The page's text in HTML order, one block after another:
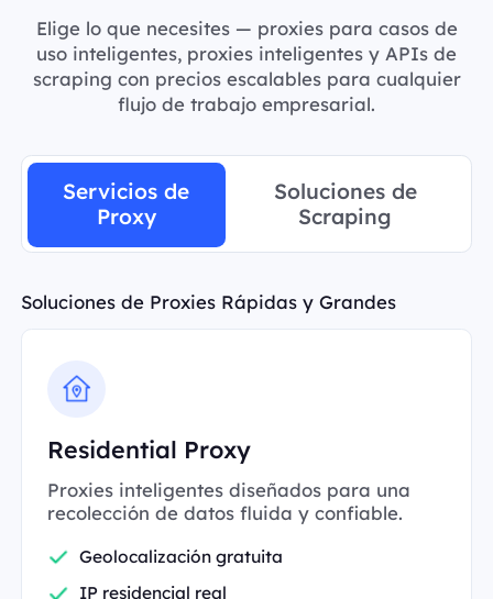
Elige lo que necesites — proxies para casos de
uso inteligentes, proxies inteligentes y APIs de
scraping con precios escalables para cualquier
flujo de trabajo empresarial.
Servicios de
Proxy
Soluciones de
Scraping
Soluciones de Proxies Rápidas y Grandes
Residential Proxy
Proxies inteligentes diseñados para una
recolección de datos fluida y confiable.
Geolocalización gratuita
IP residencial real